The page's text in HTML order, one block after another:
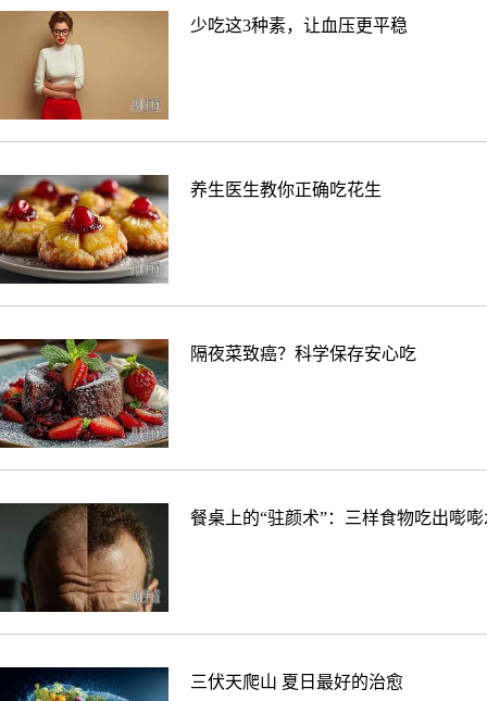
少吃这3种素，让血压更平稳
养生医生教你正确吃花生
隔夜菜致癌？科学保存安心吃
餐桌上的“驻颜术”：三样食物吃出嘭
三伏天爬山 夏日最好的治愈